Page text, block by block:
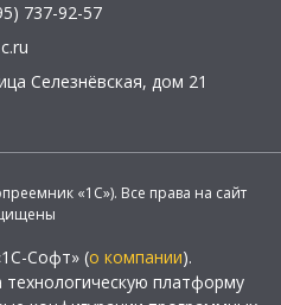
737-92-57
Селезнёвская, дом 21
«1С»). Все права на сайт
Софт» (о компании).
платформу